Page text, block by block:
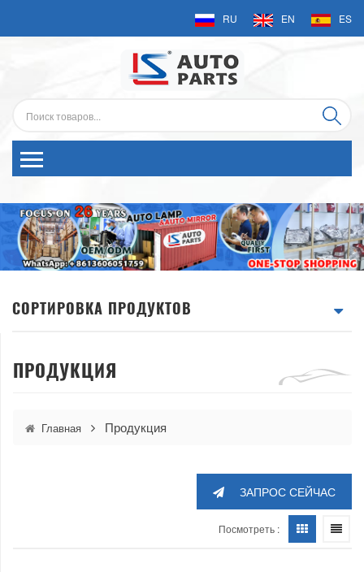
RU EN ES
СОРТИРОВКА ПРОДУКТОВ
ПРОДУКЦИЯ
Главная Продукция
ЗАПРОС СЕЙЧАС
Посмотреть :